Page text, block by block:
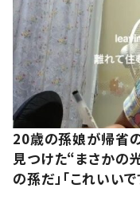
20歳の孫娘が帰省
見つけた“まさかの
の孫だ」「これいいで